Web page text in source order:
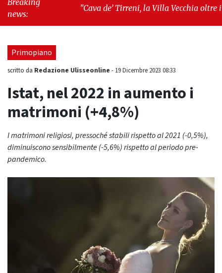
Breaking
news:
"Cava de’ Tirreni, la Villa Vecchia oltre i
Primopiano
scritto da Redazione Ulisseonline - 19 Dicembre 2023 08:33
Istat, nel 2022 in aumento i
matrimoni (+4,8%)
I matrimoni religiosi, pressoché stabili rispetto al 2021 (-0,5%),
diminuiscono sensibilmente (-5,6%) rispetto al periodo pre-
pandemico.